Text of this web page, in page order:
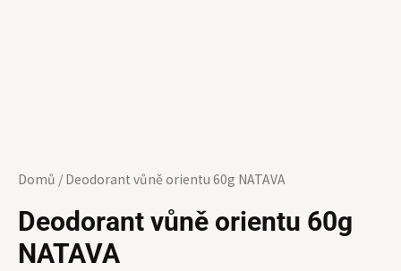
Domů / Deodorant vůně orientu 60g NATAVA
Deodorant vůně orientu 60g
NATAVA